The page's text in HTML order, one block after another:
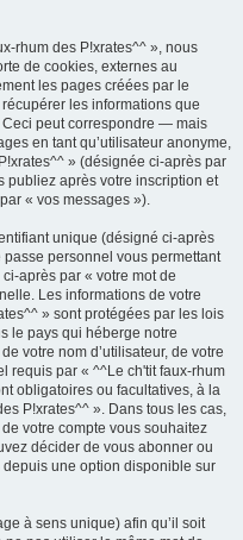
rhum des P!xrates^^ », nous
de cookies, externes au
les pages créées par le
les informations que
peut correspondre — mais
en tant qu’utilisateur anonyme,
» (désignée ci-après par
publiez après votre inscription et
« vos messages »).
unique (désigné ci-après
passe personnel vous permettant
après par « votre mot de
Les informations de votre
» sont protégées par les lois
le pays qui héberge notre
votre nom d’utilisateur, de votre
requis par « ^^Le ch'tit faux-rhum
obligatoires ou facultatives, à la
P!xrates^^ ». Dans tous les cas,
votre compte vous souhaitez
décider de vous abonner ou
une option disponible sur
à sens unique) afin qu’il soit